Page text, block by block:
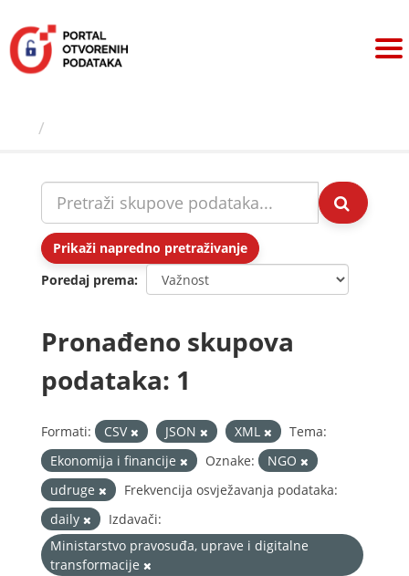
sadržaj
Prikaži napredno pretraživanje
Poredaj prema
Pronađeno skupova
podataka: 1
Formati: CSV JSON XML
Tema:
Ekonomija i financije
Oznake:
NGO
udruge
Frekvencija osvježavanja podataka:
daily
Izdavači:
Ministarstvo pravosuđa, uprave i digitalne
transformacije